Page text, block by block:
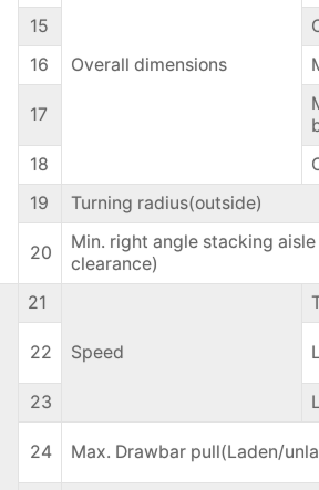
Overall dimensions
15
16
17
18
19
Turning radius(outside)
20
Min. right angle stacking
clearance)
21
Speed
22
23
24 Max. Drawbar pull(Laden/